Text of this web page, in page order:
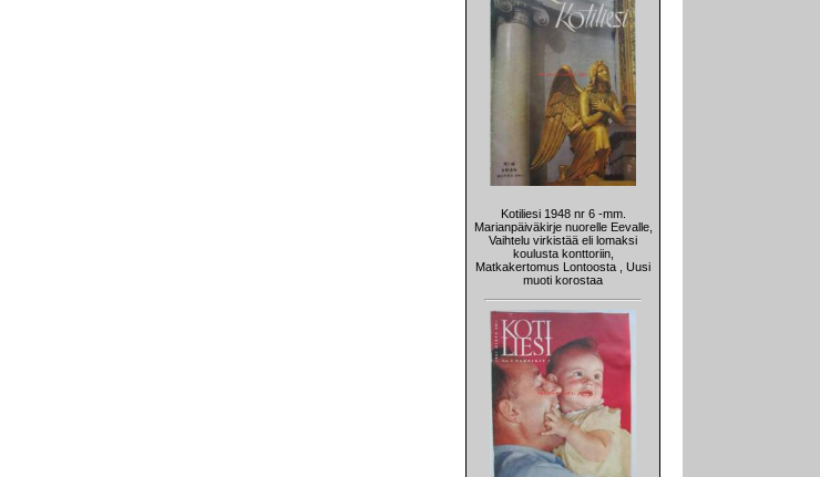
Kotiliesi 1948 nr 6 -mm.
Marianpäiväkirje nuorelle Eevalle,
Vaihtelu virkistää eli lomaksi
koulusta konttoriin,
Matkakertomus Lontoosta , Uusi
muoti korostaa